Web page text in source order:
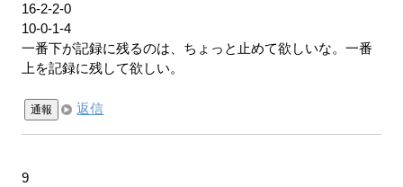
16-2-2-0
10-0-1-4
一番下が記録に残るのは、ちょっと止めて欲しいな。一番
上を記録に残して欲しい。
通報 返信
9